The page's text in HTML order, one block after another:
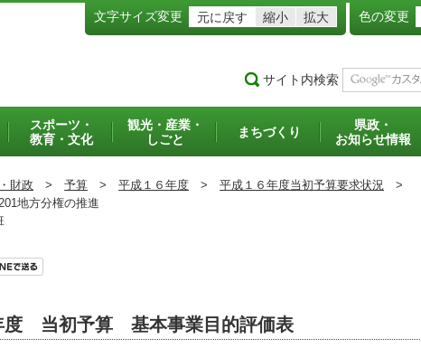
文字サイズ変更 元に戻す 縮小 拡大 色の変更
サイト内検索
スポーツ・
教育・文化
観光・産業・
しごと
まちづくり
県政・
お知らせ情報
財政 > 予算 > 平成１６年度 > 平成１６年度当初予算要求状況 >
地方分権の推進
度 当初予算 基本事業目的評価表